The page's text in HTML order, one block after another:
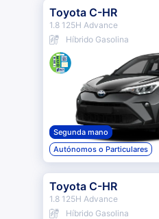
Toyota C-HR
1.8 125H Advance
Híbrido Gasolina
Segunda mano
Autónomos o Particulares
Toyota C-HR
1.8 125H Advance
Híbrido Gasolina